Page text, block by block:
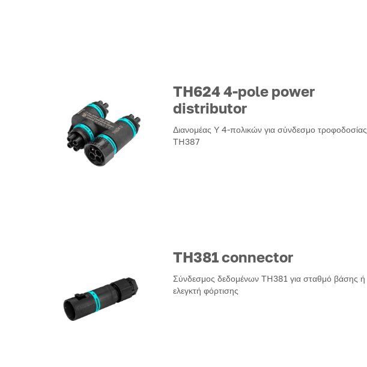
TH624 4-pole power
distributor
Διανομέας Υ 4-πολικών για σύνδεσμο τροφοδοσίας
TH387
TH381 connector
Σύνδεσμος δεδομένων TH381 για σταθμό βάσης ή
ελεγκτή φόρτισης